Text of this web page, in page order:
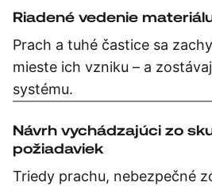
Riadené vedenie
Prach a tuhé častice sa
mieste ich vzniku – a
systému.
Návrh vychádzajúci zo
požiadaviek
Triedy prachu, nebezpečné